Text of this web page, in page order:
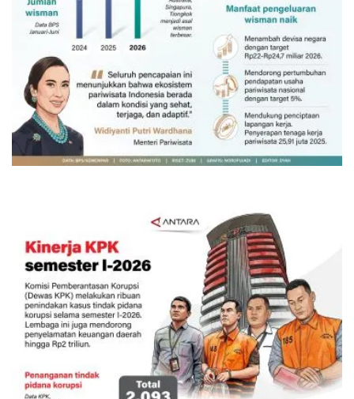
Belanja turis asing beri angin segar
bagi ekonomi
Kemarin 09:00